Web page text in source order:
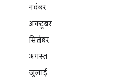
नवंबर
अक्टूबर
सितंबर
अगस्त
जुलाई